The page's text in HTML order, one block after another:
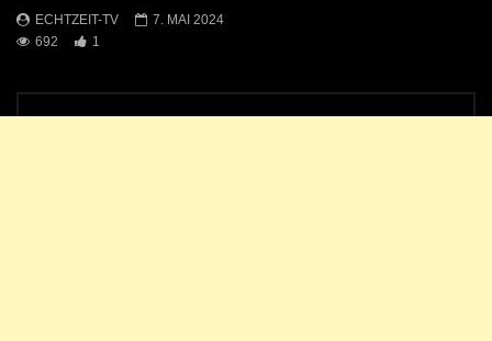
ECHTZEIT-TV
7. MAI 2024
692
1